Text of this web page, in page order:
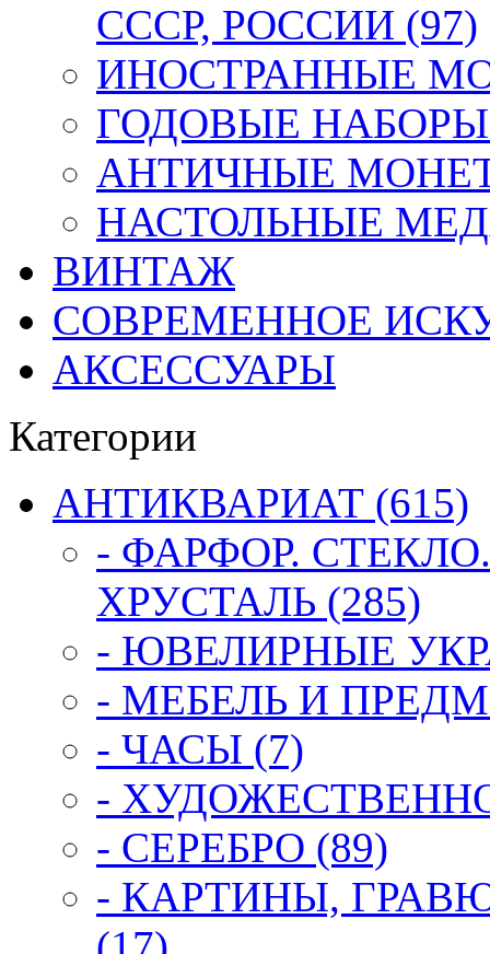
СССР, РОССИИ (97)
ИНОСТРАННЫЕ
ГОДОВЫЕ НАБОРЫ
АНТИЧНЫЕ
НАСТОЛЬНЫЕ
ВИНТАЖ
СОВРЕМЕННОЕ
АКСЕССУАРЫ
Категории
АНТИКВАРИАТ (615)
- ФАРФОР.
ХРУСТАЛЬ (285)
- ЮВЕЛИРНЫЕ
- МЕБЕЛЬ И
- ЧАСЫ (7)
-
- СЕРЕБРО (89)
- КАРТИНЫ,